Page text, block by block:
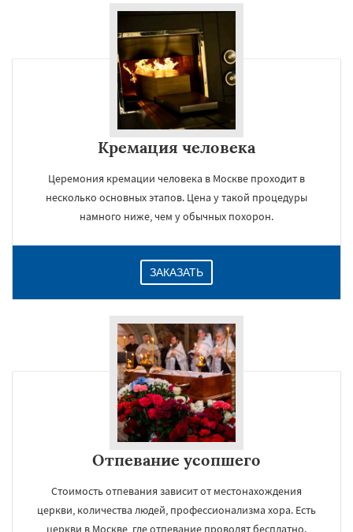
Кремация человека
Церемония кремации человека в Москве проходит в
несколько основных этапов. Цена у такой процедуры
намного ниже, чем у обычных похорон.
ЗАКАЗАТЬ
Отпевание усопшего
Стоимость отпевания зависит от местонахождения
церкви, количества людей, профессионализма хора. Есть
церкви в Москве, где отпевание проводят бесплатно.